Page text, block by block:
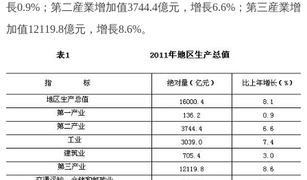
便民服務 利企服務
仲介服務 陽光政務
政民互動
12345網上接訴即辦 我要諮詢 我要建議
長0.9%；第二産業增加值3744.4億元，增長6.6%；第三産業增
加值12119.8億元，增長8.6%。